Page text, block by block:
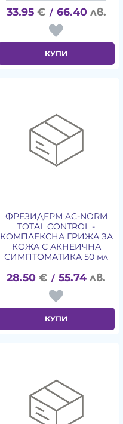
33.95 € / 66.40 лв.
КУПИ
ФРЕЗИДЕРМ AC-NORM
TOTAL CONTROL -
КОМПЛЕКСНА ГРИЖА ЗА
КОЖА С АКНЕИЧНА
СИМПТОМАТИКА 50 мл
28.50 € / 55.74 лв.
КУПИ